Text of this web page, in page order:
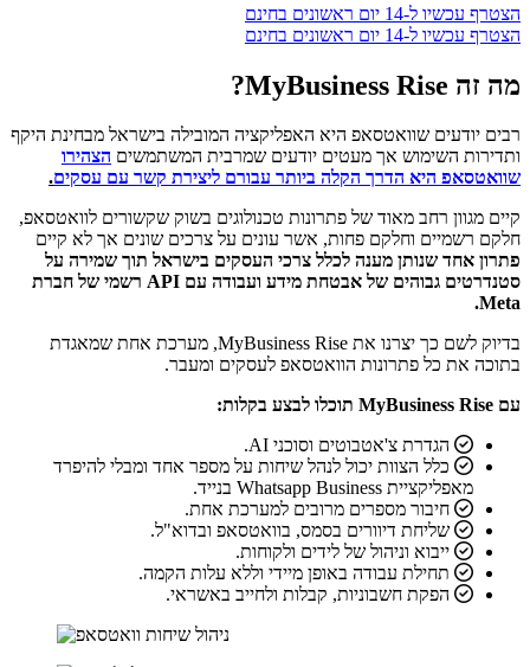
הצטרף עכשיו ל-14 יום ראשונים בחינם
הצטרף עכשיו ל-14 יום ראשונים בחינם
מה זה MyBusiness Rise?
רבים יודעים שוואטסאפ היא האפליקציה המובילה בישראל מבחינת היקף
ותדירות השימוש אך מעטים יודעים שמרבית המשתמשים הצהירו
שוואטסאפ היא הדרך הקלה ביותר עבורם ליצירת קשר עם עסקים.
קיים מגוון רחב מאוד של פתרונות טכנולוגים בשוק שקשורים לוואטסאפ,
חלקם רשמיים וחלקם פחות, אשר עונים על צרכים שונים אך לא קיים
פתרון אחד שנותן מענה לכלל צרכי העסקים בישראל תוך שמירה על
סטנדרטים גבוהים של אבטחת מידע ועבודה עם API רשמי של חברת
Meta.
בדיוק לשם כך יצרנו את MyBusiness Rise, מערכת אחת שמאגדת
בתוכה את כל פתרונות הוואטסאפ לעסקים ומעבר.
עם MyBusiness Rise תוכלו לבצע בקלות:
הגדרת צ'אטבוטים וסוכני AI.
כלל הצוות יכול לנהל שיחות על מספר אחד ומבלי להיפרד
מאפליקציית Whatsapp Business בנייד.
חיבור מספרים מרובים למערכת אחת.
שליחת דיוורים בסמס, בוואטסאפ ובדוא"ל.
ייבוא וניהול של לידים ולקוחות.
תחילת עבודה באופן מיידי וללא עלות הקמה.
הפקת חשבוניות, קבלות ולחייב באשראי.